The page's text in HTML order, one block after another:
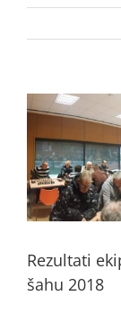
View
Image
Rezultati
šahu 2018